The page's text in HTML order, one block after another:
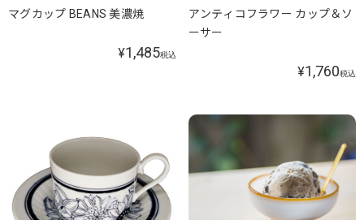
マグカップ BEANS 美濃焼
¥1,485税込
アンティコフラワー カップ＆ソ
ーサー
¥1,760税込